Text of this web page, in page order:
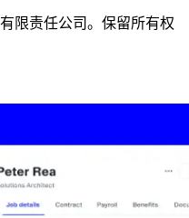
限责任公司。保留所有权